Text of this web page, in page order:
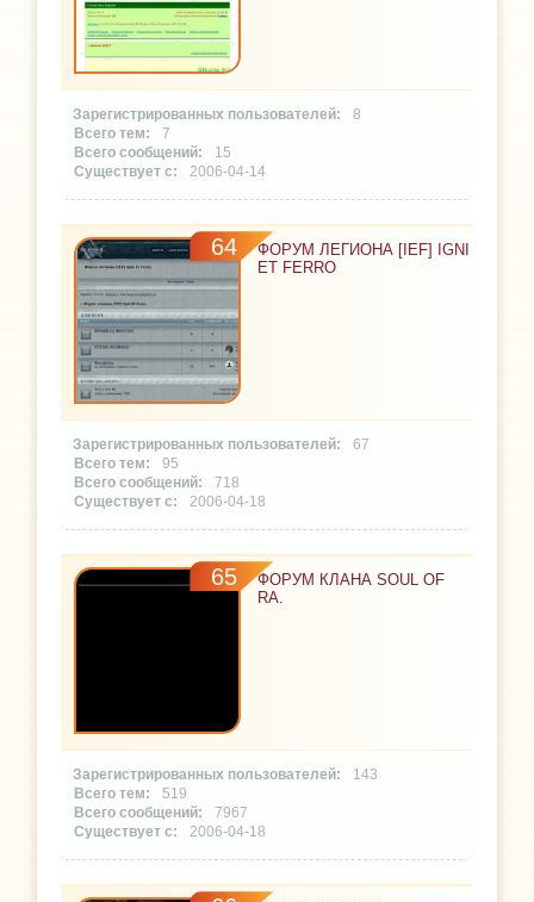
8
7
15
2006-04-14
64
ФОРУМ ЛЕГИОНА [IEF] IGNI
ET FERRO
67
95
718
2006-04-18
65
ФОРУМ КЛАНА SOUL OF
RA.
143
519
7967
2006-04-18